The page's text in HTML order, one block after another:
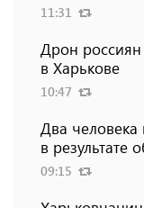
11:31
Дрон
в Харькове
10:47
Два человека
в результате
09:15